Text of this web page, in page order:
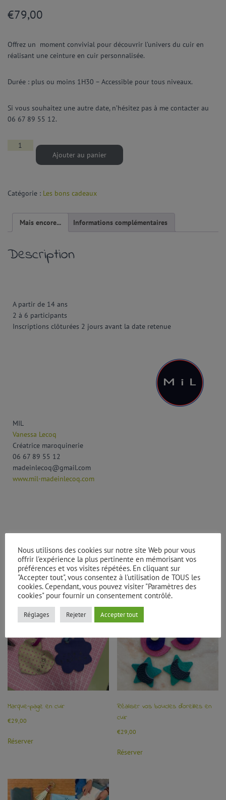
€79,00
Offrez un moment convivial pour découvrir l’univers du cuir en
réalisant une ceinture en cuir personnalisée.
Durée : plus ou moins 1H30 – Accessible pour tous niveaux.
Si vous souhaitez une autre date, n’hésitez pas à me contacter au
06 67 89 55 12.
Ajouter au panier
Catégorie : Les bons cadeaux
Mais encore... Informations complémentaires
Description
A partir de 14 ans
2 à 6 participants
Inscriptions clôturées 2 jours avant la date retenue
MIL
Vanessa Lecoq
Créatrice maroquinerie
06 67 89 55 12
madeinlecoq@gmail.com
www.mil-madeinlecoq.com
Vous aimerez peut-être aussi…
Marque-page en cuir
€29,00
Réserver
Réaliser vos boucles d’oreilles en
cuir
€29,00
Réserver
Nous utilisons des cookies sur notre site Web pour vous
offrir l'expérience la plus pertinente en mémorisant vos
préférences et vos visites répétées. En cliquant sur
"Accepter tout", vous consentez à l'utilisation de TOUS les
cookies. Cependant, vous pouvez visiter "Paramètres des
cookies" pour fournir un consentement contrôlé.
Réglages Rejeter Accepter tout